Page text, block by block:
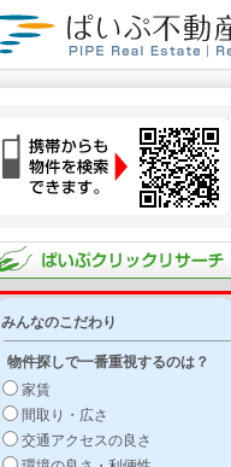
みんなのこだわり
物件探しで一番重視するのは？
家賃
間取り・広さ
交通アクセスの良さ